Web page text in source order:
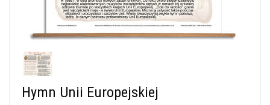
Hymn Unii Europejskiej